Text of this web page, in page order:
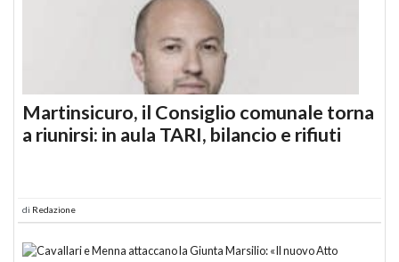
Martinsicuro, il Consiglio comunale torna
a riunirsi: in aula TARI, bilancio e rifiuti
di Redazione